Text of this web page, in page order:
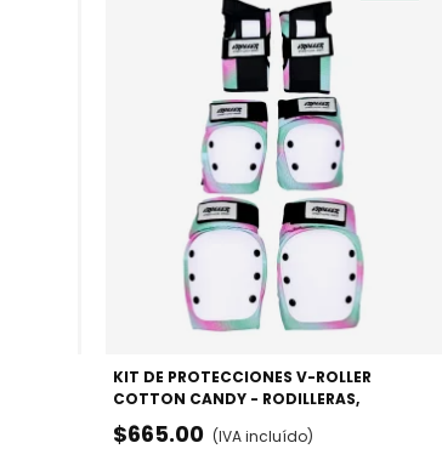
KIT DE PROTECCIONES V-ROLLER
COTTON CANDY - RODILLERAS,
CODERAS Y MUÑEQUERAS
$665.00 (IVA incluído)